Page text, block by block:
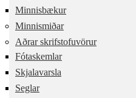
Minnisbækur
Minnismiðar
Aðrar skrifstofuvörur
Fótaskemlar
Skjalavarsla
Seglar